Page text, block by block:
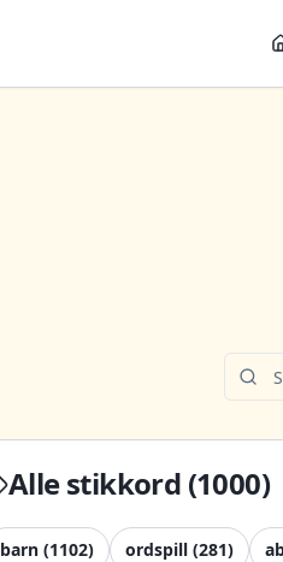
Alle stikkord (1000)
barn (1102) ordspill (281)